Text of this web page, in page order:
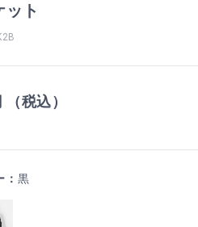
ト
（税込）
黒